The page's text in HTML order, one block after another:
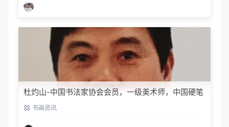
杜灼山-中国书法家协会会员，一级美术师，中国硬笔
书法家协会会员
书画资讯